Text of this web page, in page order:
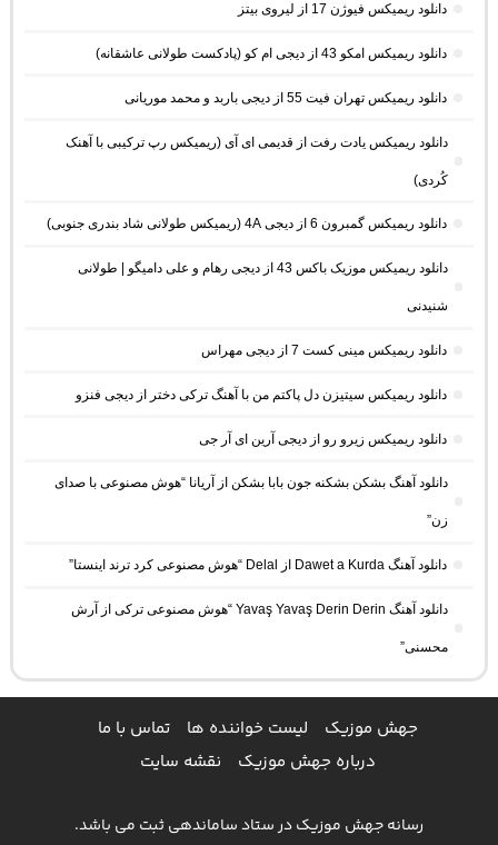
دانلود ریمیکس فیوژن 17 از لیروی بیتز
دانلود ریمیکس امکو 43 از دیجی ام کو (پادکست طولانی عاشقانه)
دانلود ریمیکس تهران فیت 55 از دیجی باربد و محمد موریانی
دانلود ریمیکس یادت رفت از قدیمی ای آی (ریمیکس رپ ترکیبی با آهنک
کُردی)
دانلود ریمیکس گمبرون 6 از دیجی 4A (ریمیکس طولانی شاد بندری جنوبی)
دانلود ریمیکس موزیک باکس 43 از دیجی رهام و علی دامیگو | طولانی
شنیدنی
دانلود ریمیکس مینی کست 7 از دیجی مهراس
دانلود ریمیکس سیتیزن دل پاکتم من با آهنگ ترکی دختر از دیجی فنزو
دانلود ریمیکس زیرو رو از دیجی آرین ای آر جی
دانلود آهنگ بشکن بشکنه جون بابا بشکن از آریانا “هوش مصنوعی با صدای
زن”
دانلود آهنگ Dawet a Kurda از Delal “هوش مصنوعی کرد ترند اینستا”
دانلود آهنگ Yavaş Yavaş Derin Derin “هوش مصنوعی ترکی از آرش
محسنی”
جهش موزیک لیست خواننده ها
تماس با ما
درباره جهش موزیک
نقشه سایت
رسانه جهش موزیک در ستاد ساماندهی ثبت می باشد.